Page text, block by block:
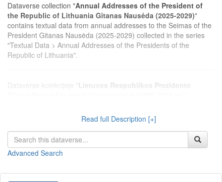
Dataverse collection "Annual Addresses of the President of
the Republic of Lithuania Gitanas Nausėda (2025-2029)"
contains textual data from annual addresses to the Seimas of the
President Gitanas Nausėda (2025-2029) collected in the series
"Textual Data > Annual Addresses of the Presidents of the
Republic of Lithuania".
Dataverse kolekcijoje "Lietuvos Respublikos Prezidento
Nausėdos metinių pranešimų tekstiniai duomenys, surinkti serijoje
"Tekstiniai duomenys > Lietuvos Respublikos Prezidentų metiniai
pranešimai".
Read full Description [+]
Advanced Search